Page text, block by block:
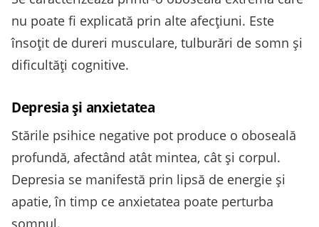
nu poate fi explicată prin alte afecţiuni. Este
însoțit de dureri musculare, tulburări de somn și
dificultăţi cognitive.
Depresia și anxietatea
Stările psihice negative pot produce o oboseală
profundă, afectând atât mintea, cât și corpul.
Depresia se manifestă prin lipsă de energie și
apatie, în timp ce anxietatea poate perturba